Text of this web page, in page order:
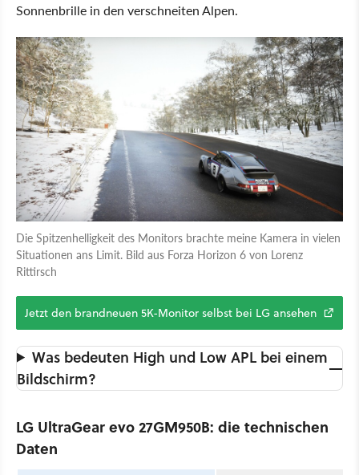
Sonnenbrille in den verschneiten Alpen.
Die Spitzenhelligkeit des Monitors brachte meine Kamera in vielen
Situationen ans Limit. Bild aus Forza Horizon 6 von Lorenz
Rittirsch
Jetzt den brandneuen 5K-Monitor selbst bei LG ansehen
Was bedeuten High und Low APL bei einem
Bildschirm?
LG UltraGear evo 27GM950B: die technischen
Daten